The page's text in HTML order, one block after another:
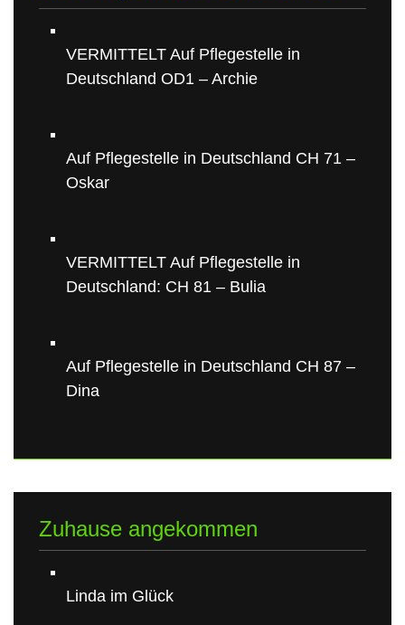
VERMITTELT Auf Pflegestelle in
Deutschland OD1 – Archie
Auf Pflegestelle in Deutschland CH 71 –
Oskar
VERMITTELT Auf Pflegestelle in
Deutschland: CH 81 – Bulia
Auf Pflegestelle in Deutschland CH 87 –
Dina
Zuhause angekommen
Linda im Glück